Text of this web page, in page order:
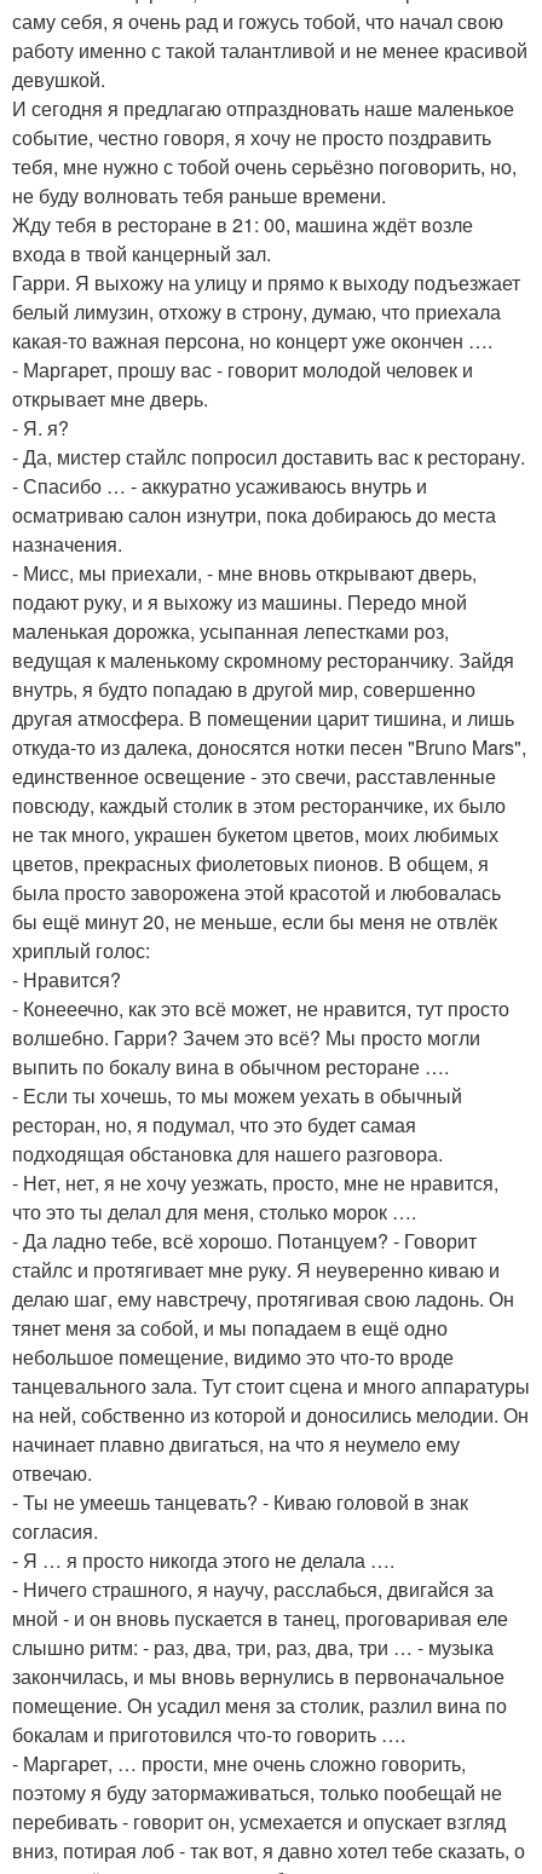
саму себя, я очень рад и гожусь тобой, что начал свою
работу именно с такой талантливой и не менее красивой
девушкой.
И сегодня я предлагаю отпраздновать наше маленькое
событие, честно говоря, я хочу не просто поздравить
тебя, мне нужно с тобой очень серьёзно поговорить, но,
не буду волновать тебя раньше времени.
Жду тебя в ресторане в 21: 00, машина ждёт возле
входа в твой канцерный зал.
Гарри. Я выхожу на улицу и прямо к выходу подъезжает
белый лимузин, отхожу в строну, думаю, что приехала
какая-то важная персона, но концерт уже окончен ….
- Маргарет, прошу вас - говорит молодой человек и
открывает мне дверь.
- Я. я?
- Да, мистер стайлс попросил доставить вас к ресторану.
- Спасибо … - аккуратно усаживаюсь внутрь и
осматриваю салон изнутри, пока добираюсь до места
назначения.
- Мисс, мы приехали, - мне вновь открывают дверь,
подают руку, и я выхожу из машины. Передо мной
маленькая дорожка, усыпанная лепестками роз,
ведущая к маленькому скромному ресторанчику. Зайдя
внутрь, я будто попадаю в другой мир, совершенно
другая атмосфера. В помещении царит тишина, и лишь
откуда-то из далека, доносятся нотки песен "Bruno Mars",
единственное освещение - это свечи, расставленные
повсюду, каждый столик в этом ресторанчике, их было
не так много, украшен букетом цветов, моих любимых
цветов, прекрасных фиолетовых пионов. В общем, я
была просто заворожена этой красотой и любовалась
бы ещё минут 20, не меньше, если бы меня не отвлёк
хриплый голос:
- Нравится?
- Конееечно, как это всё может, не нравится, тут просто
волшебно. Гарри? Зачем это всё? Мы просто могли
выпить по бокалу вина в обычном ресторане ….
- Если ты хочешь, то мы можем уехать в обычный
ресторан, но, я подумал, что это будет самая
подходящая обстановка для нашего разговора.
- Нет, нет, я не хочу уезжать, просто, мне не нравится,
что это ты делал для меня, столько морок ….
- Да ладно тебе, всё хорошо. Потанцуем? - Говорит
стайлс и протягивает мне руку. Я неуверенно киваю и
делаю шаг, ему навстречу, протягивая свою ладонь. Он
тянет меня за собой, и мы попадаем в ещё одно
небольшое помещение, видимо это что-то вроде
танцевального зала. Тут стоит сцена и много аппаратуры
на ней, собственно из которой и доносились мелодии. Он
начинает плавно двигаться, на что я неумело ему
отвечаю.
- Ты не умеешь танцевать? - Киваю головой в знак
согласия.
- Я … я просто никогда этого не делала ….
- Ничего страшного, я научу, расслабься, двигайся за
мной - и он вновь пускается в танец, проговаривая еле
слышно ритм: - раз, два, три, раз, два, три … - музыка
закончилась, и мы вновь вернулись в первоначальное
помещение. Он усадил меня за столик, разлил вина по
бокалам и приготовился что-то говорить ….
- Маргарет, … прости, мне очень сложно говорить,
поэтому я буду затормаживаться, только пообещай не
перебивать - говорит он, усмехается и опускает взгляд
вниз, потирая лоб - так вот, я давно хотел тебе сказать, о